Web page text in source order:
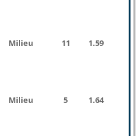
Milieu 11 1.59
Milieu 5 1.64